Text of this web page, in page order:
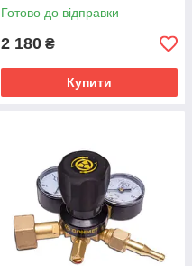
Готово до відправки
2 180 ₴
Купити